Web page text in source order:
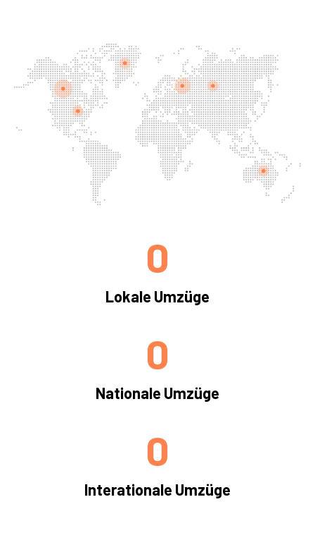
Lokale Umzüge
0
Nationale Umzüge
0
Interationale Umzüge
0